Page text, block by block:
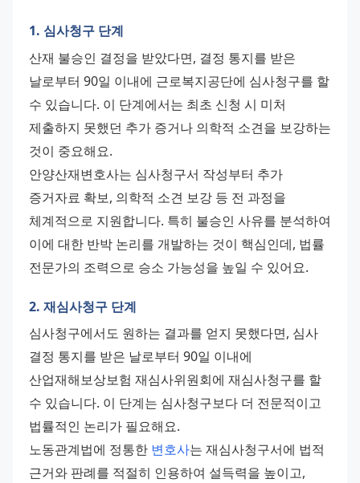
1. 심사청구 단계
산재 불승인 결정을 받았다면, 결정 통지를 받은
날로부터 90일 이내에 근로복지공단에 심사청구를 할
수 있습니다. 이 단계에서는 최초 신청 시 미처
제출하지 못했던 추가 증거나 의학적 소견을 보강하는
것이 중요해요.
안양산재변호사는 심사청구서 작성부터 추가
증거자료 확보, 의학적 소견 보강 등 전 과정을
체계적으로 지원합니다. 특히 불승인 사유를 분석하여
이에 대한 반박 논리를 개발하는 것이 핵심인데, 법률
전문가의 조력으로 승소 가능성을 높일 수 있어요.
2. 재심사청구 단계
심사청구에서도 원하는 결과를 얻지 못했다면, 심사
결정 통지를 받은 날로부터 90일 이내에
산업재해보상보험 재심사위원회에 재심사청구를 할
수 있습니다. 이 단계는 심사청구보다 더 전문적이고
법률적인 논리가 필요해요.
노동관계법에 정통한 변호사는 재심사청구서에 법적
근거와 판례를 적절히 인용하여 설득력을 높이고,